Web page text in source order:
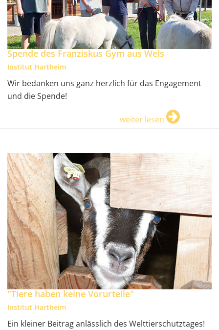
Spende des Franziskus Gym aus Wels
Institut Hartheim
Wir bedanken uns ganz herzlich für das Engagement
und die Spende!
weiter lesen
"Tiere haben keine Vorurteile"
Institut Hartheim
Ein kleiner Beitrag anlässlich des Welttierschutztages!